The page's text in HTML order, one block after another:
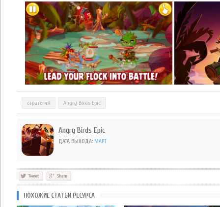
стратегия Angry Birds Epic
Angry Birds Epic
ДАТА ВЫХОДА: МАРТ
ПОХОЖИЕ СТАТЬИ РЕСУРСА